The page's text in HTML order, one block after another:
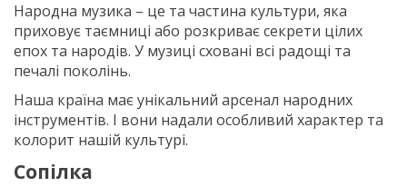
Народна музика – це та частина культури, яка
приховує таємниці або розкриває секрети цілих
епох та народів. У музиці сховані всі радощі та
печалі поколінь.
Наша країна має унікальний арсенал народних
інструментів. І вони надали особливий характер та
колорит нашій культурі.
Сопілка